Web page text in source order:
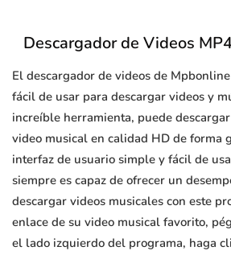
Descargador de Videos
El descargador de videos de
fácil de usar para descargar videos y
increíble herramienta, puede
video musical en calidad HD de forma
interfaz de usuario simple y fácil de
siempre es capaz de ofrecer un
descargar videos musicales con este
enlace de su video musical favorito,
el lado izquierdo del programa, haga